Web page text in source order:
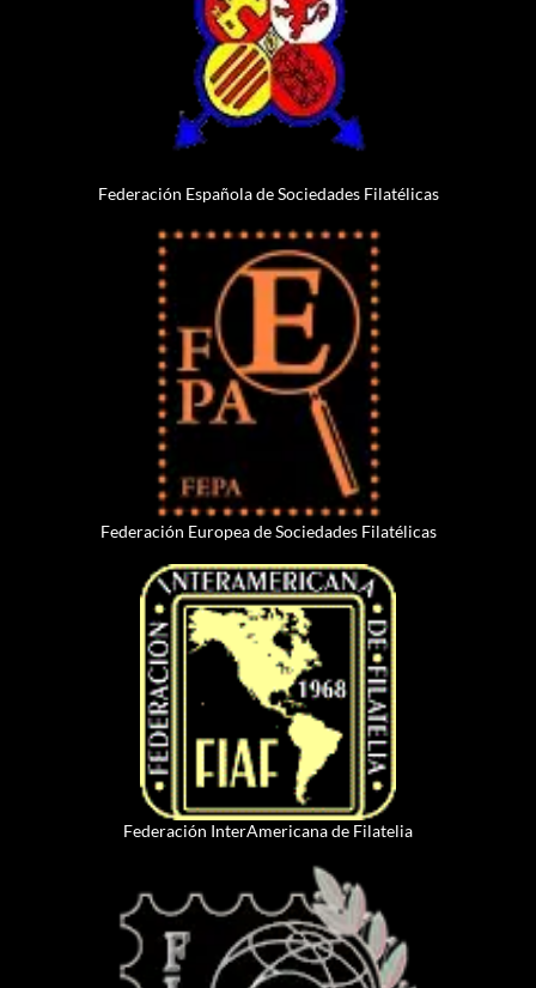
Federación Española de Sociedades Filatélicas
Federación Europea de Sociedades Filatélicas
Federación InterAmericana de Filatelia